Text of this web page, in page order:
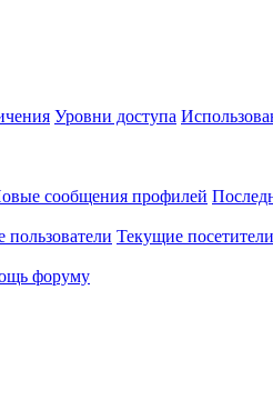
Уровни доступа
сообщения профилей
пользователи Текущие посетители
форуму